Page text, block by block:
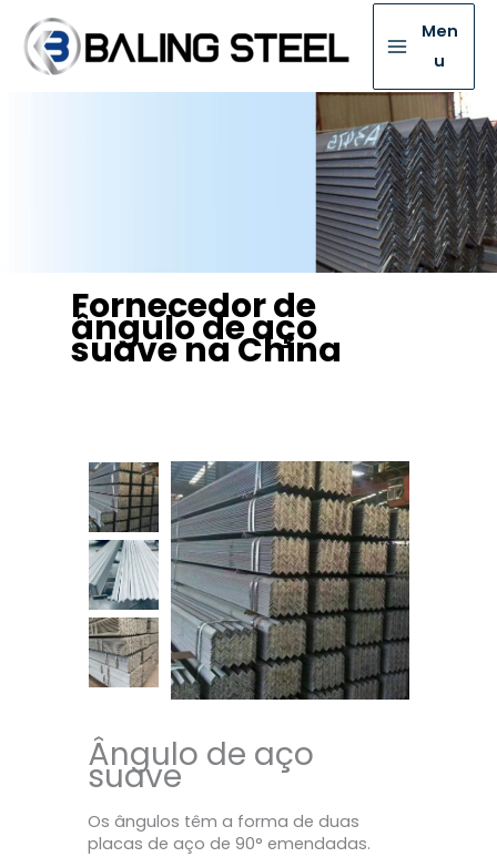
Men
u
Fornecedor de
ângulo de aço
suave na China
Ângulo de aço
suave
Os ângulos têm a forma de duas
placas de aço de 90° emendadas.